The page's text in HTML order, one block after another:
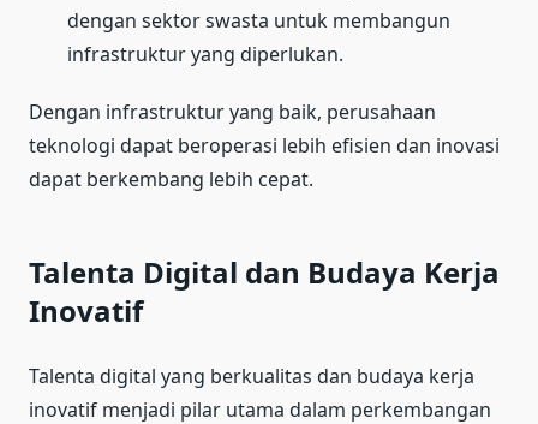
dengan sektor swasta untuk membangun
infrastruktur yang diperlukan.
Dengan infrastruktur yang baik, perusahaan
teknologi dapat beroperasi lebih efisien dan inovasi
dapat berkembang lebih cepat.
Talenta Digital dan Budaya Kerja
Inovatif
Talenta digital yang berkualitas dan budaya kerja
inovatif menjadi pilar utama dalam perkembangan